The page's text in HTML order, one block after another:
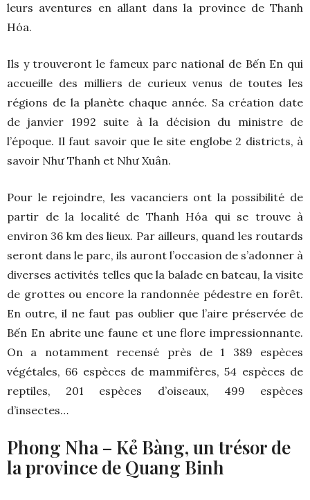
leurs aventures en allant dans la province de Thanh
Hóa.
Ils y trouveront le fameux parc national de Bến En qui
accueille des milliers de curieux venus de toutes les
régions de la planète chaque année. Sa création date
de janvier 1992 suite à la décision du ministre de
l’époque. Il faut savoir que le site englobe 2 districts, à
savoir Như Thanh et Như Xuân.
Pour le rejoindre, les vacanciers ont la possibilité de
partir de la localité de Thanh Hóa qui se trouve à
environ 36 km des lieux. Par ailleurs, quand les routards
seront dans le parc, ils auront l’occasion de s’adonner à
diverses activités telles que la balade en bateau, la visite
de grottes ou encore la randonnée pédestre en forêt.
En outre, il ne faut pas oublier que l’aire préservée de
Bến En abrite une faune et une flore impressionnante.
On a notamment recensé près de 1 389 espèces
végétales, 66 espèces de mammifères, 54 espèces de
reptiles, 201 espèces d’oiseaux, 499 espèces
d’insectes…
Phong Nha – Kẻ Bàng, un trésor de
la province de Quang Binh